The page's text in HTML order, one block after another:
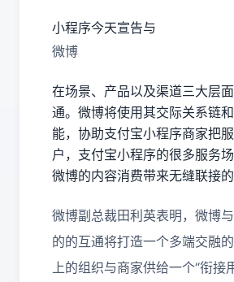
小程序今天宣告与
微博
在场景、产品以及渠道三大层
通。微博将使用其交际关系链
能，协助支付宝小程序商家把
户，支付宝小程序的很多服务
微博的内容消费带来无缝联接的
微博副总裁田利英表明，微博
的的互通将打造一个多端交融
上的组织与商家供给一个“衔接